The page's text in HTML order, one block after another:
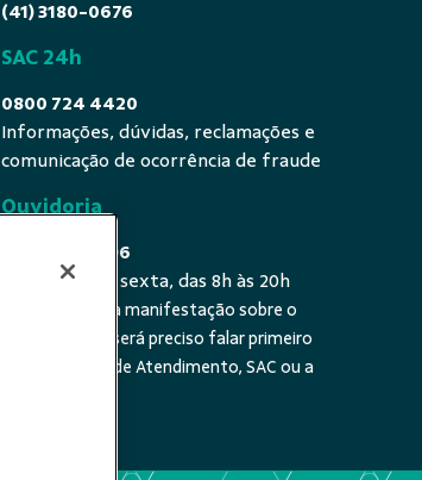
(41) 3180-0676
SAC 24h
0800 724 4420
Informações, dúvidas, reclamações e
comunicação de ocorrência de fraude
Ouvidoria
0800 725 0996
De segunda a sexta, das 8h às 20h
É a sua primeira manifestação sobre o
tema? Se sim, será preciso falar primeiro
com a Central de Atendimento, SAC ou a